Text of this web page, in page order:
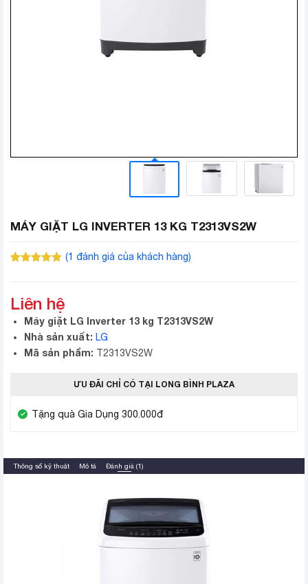
MÁY GIẶT LG INVERTER 13 KG T2313VS2W
(1 đánh giá của khách hàng)
Liên hệ
Máy giặt LG Inverter 13 kg T2313VS2W
Nhà sản xuất: LG
Mã sản phẩm: T2313VS2W
ƯU ĐÃI CHỈ CÓ TẠI LONG BÌNH PLAZA
Tặng quà Gia Dụng 300.000đ
Thông số kỹ thuật Mô tả Đánh giá (1)